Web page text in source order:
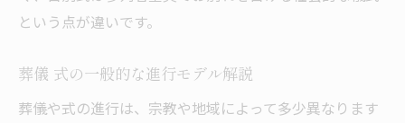
という点が違いです。
葬儀 式の一般的な進行モデル解説
葬儀や式の進行は、宗教や地域によって多少異なります